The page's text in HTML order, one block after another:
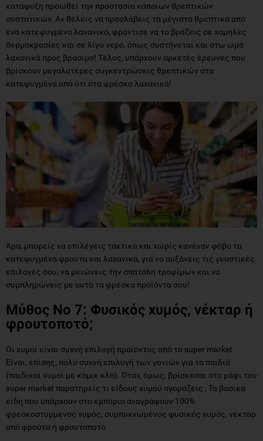
κατάψυξη προωθεί την προστασία κάποιων θρεπτικών
συστατικών. Αν θέλεις να προσλάβεις τα μέγιστα θρεπτικά από
ένα κατεψυγμένο λαχανικό, φρόντισε να το βράζεις σε χαμηλές
θερμοκρασίες και σε λίγο νερό, όπως συστήνεται και στω ωμά
λαχανικά προς βράσιμο! Τέλος, υπάρχουν αρκετές έρευνες που
βρίσκουν μεγαλύτερες συγκεντρώσεις θρεπτικών στα
κατεψυγμένα από ότι στα φρέσκα λαχανικά!
Άρα, μπορείς να επιλέγεις τακτικά και χωρίς κανέναν φόβο τα
κατεψυγμένα φρούτα και λαχανικά, για να αυξάνεις τις γευστικές
επιλογές σου, να μειώνεις την σπατάλη τροφίμων και να
συμπληρώνεις με αυτά τα φρέσκα προϊόντα σου!
Μύθος Νο 7: Φυσικός χυμός, νέκταρ ή
φρουτοποτό;
Οι χυμοί είναι συχνή επιλογή προϊόντος από το super market.
Είναι, επίσης, πολύ συχνή επιλογή των γονιών για τα παιδιά
(παιδικοί χυμοί με κόμικ κλπ). Όταν, όμως, βρίσκεσαι στο ράφι του
super market παρατηρείς τι είδους χυμού αγοράζεις ; Τα βασικά
είδη που υπάρχουν στο εμπόριο αναγράφουν 100%
φρεσκοστυμμένος χυμός, συμπυκνωμένος φυσικός χυμός, νέκταρ
από φρούτα ή φρουτοποτό.